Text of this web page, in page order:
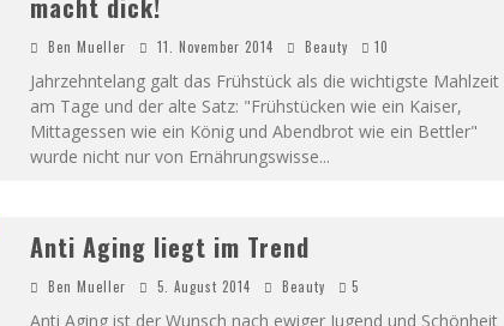
macht dick!
Ben Mueller 11. November 2014 Beauty 10
Jahrzehntelang galt das Frühstück als die wichtigste Mahlzeit
am Tage und der alte Satz: "Frühstücken wie ein Kaiser,
Mittagessen wie ein König und Abendbrot wie ein Bettler"
wurde nicht nur von Ernährungswisse...
Anti Aging liegt im Trend
Ben Mueller 5. August 2014 Beauty 5
Anti Aging ist der Wunsch nach ewiger Jugend und Schönheit